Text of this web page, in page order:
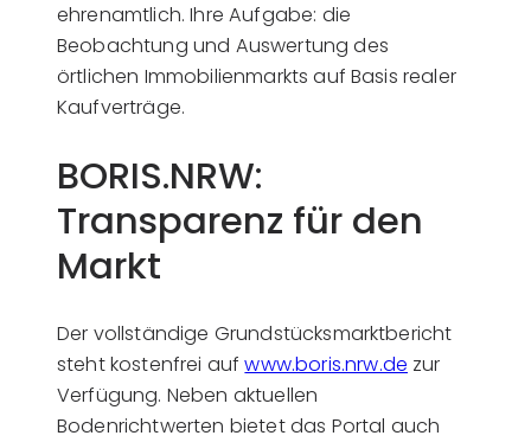
ehrenamtlich. Ihre Aufgabe: die
Beobachtung und Auswertung des
örtlichen Immobilienmarkts auf Basis realer
Kaufverträge.
BORIS.NRW:
Transparenz für den
Markt
Der vollständige Grundstücksmarktbericht
steht kostenfrei aufwww.boris.nrw.de zur
Verfügung. Neben aktuellen
Bodenrichtwerten bietet das Portal auch